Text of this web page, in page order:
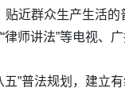
近群众生产生活的
律师讲法”等电视
五”普法规划，建立